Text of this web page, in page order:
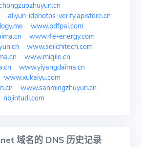
aliyun-idphotos-verify.apistore.cn
www.pdfpai.com
www.4e-energy.com
www.seiichitech.com
www.miqile.cn
www.yiyangdaima.cn
www.xukaiyu.com
www.sanmingzhuyun.cn
nbjintudi.com
域名的 DNS 历史记录